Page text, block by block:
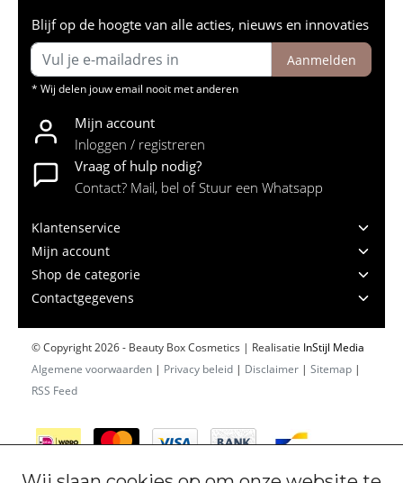
Blijf op de hoogte van alle acties, nieuws en innovaties
Aanmelden
* Wij delen jouw email nooit met anderen
Mijn account
Inloggen / registreren
Vraag of hulp nodig?
Contact? Mail, bel of Stuur een Whatsapp
Klantenservice
Mijn account
Shop de categorie
Contactgegevens
© Copyright 2026 - Beauty Box Cosmetics | Realisatie InStijl Media
Algemene voorwaarden | Privacy beleid | Disclaimer | Sitemap |
RSS Feed